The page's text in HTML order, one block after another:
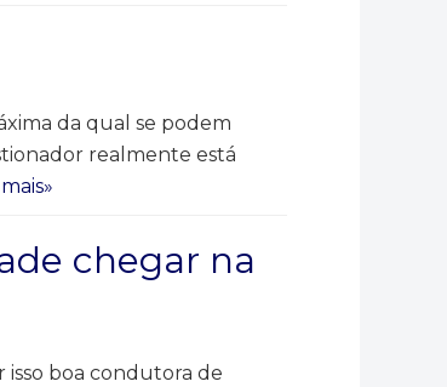
da qual se podem
realmente está
chegar na
isso boa condutora de